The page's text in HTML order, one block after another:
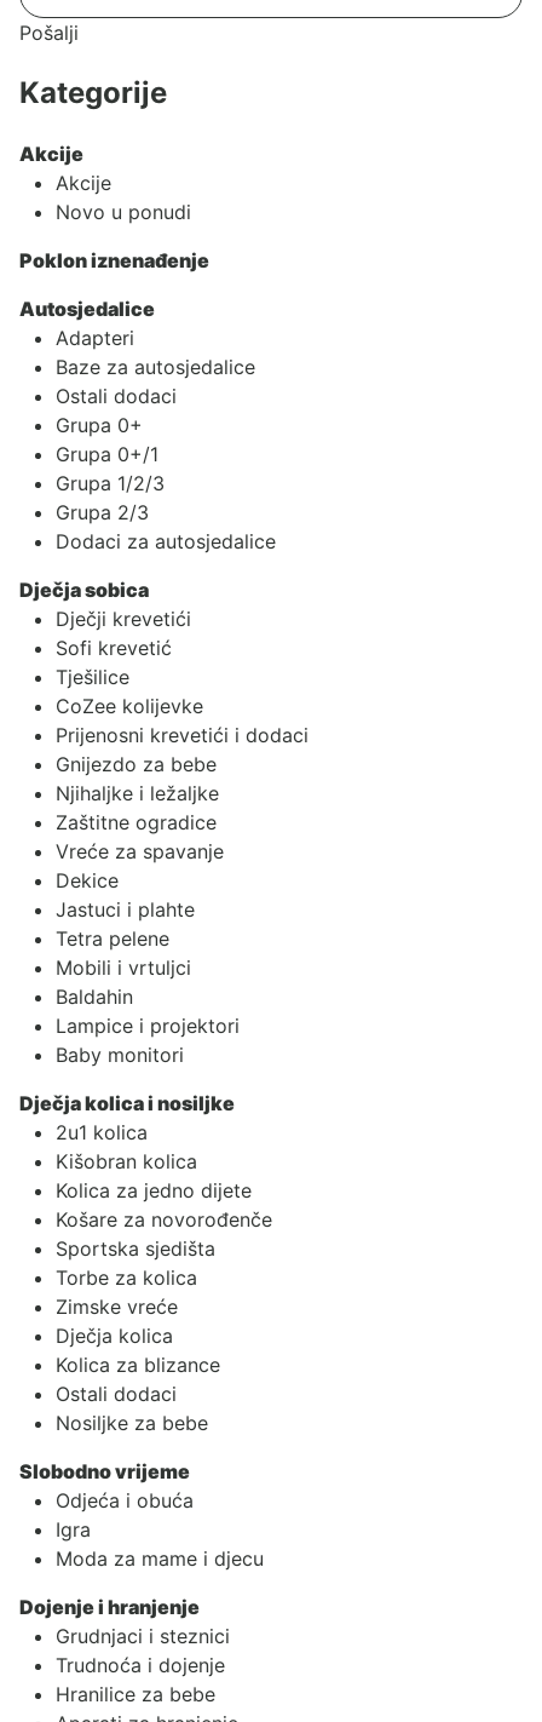
Pošalji
Kategorije
Akcije
Akcije
Novo u ponudi
Poklon iznenađenje
Autosjedalice
Adapteri
Baze za autosjedalice
Ostali dodaci
Grupa 0+
Grupa 0+/1
Grupa 1/2/3
Grupa 2/3
Dodaci za autosjedalice
Dječja sobica
Dječji krevetići
Sofi krevetić
Tješilice
CoZee kolijevke
Prijenosni krevetići i dodaci
Gnijezdo za bebe
Njihaljke i ležaljke
Zaštitne ogradice
Vreće za spavanje
Dekice
Jastuci i plahte
Tetra pelene
Mobili i vrtuljci
Baldahin
Lampice i projektori
Baby monitori
Dječja kolica i nosiljke
2u1 kolica
Kišobran kolica
Kolica za jedno dijete
Košare za novorođenče
Sportska sjedišta
Torbe za kolica
Zimske vreće
Dječja kolica
Kolica za blizance
Ostali dodaci
Nosiljke za bebe
Slobodno vrijeme
Odjeća i obuća
Igra
Moda za mame i djecu
Dojenje i hranjenje
Grudnjaci i steznici
Trudnoća i dojenje
Hranilice za bebe